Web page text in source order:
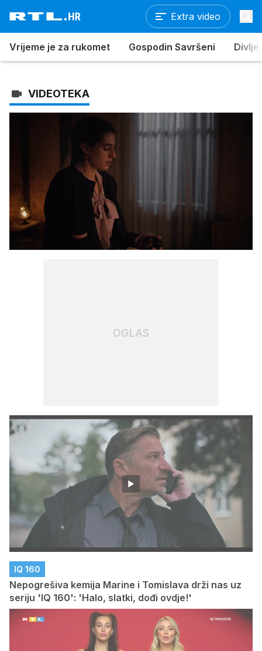
Extra video
Vrijeme je za rukomet Gospodin Savršeni Divlje
VIDEOTEKA
zvuk
/
100.00%
OGLAS
IQ 160
Nepogrešiva kemija Marine i Tomislava drži nas uz
seriju 'IQ 160': 'Halo, slatki, dođi ovdje!'